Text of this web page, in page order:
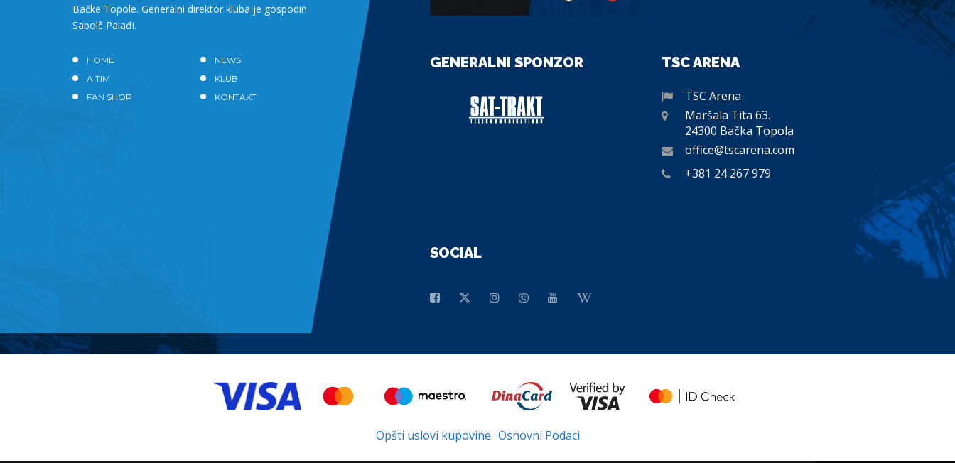
Bačke Topole. Generalni direktor kluba je gospodin
Sabolč Palađi.
HOME
NEWS
A TIM
KLUB
FAN SHOP
KONTAKT
GENERALNI SPONZOR TSC ARENA
TSC Arena
Maršala Tita 63.
24300 Bačka Topola
office@tscarena.com
+381 24 267 979
SOCIAL
Opšti uslovi kupovine Osnovni Podaci